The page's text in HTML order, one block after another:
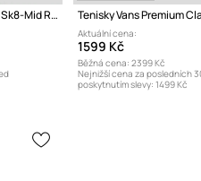
Kecky Vans Premium Classics LX Sk8-Mid Reissue 83
Aktuální cena:
1599 Kč
Běžná cena: 2399 Kč
Nejnižší cena za posledních
poskytnutím slevy: 1499 Kč